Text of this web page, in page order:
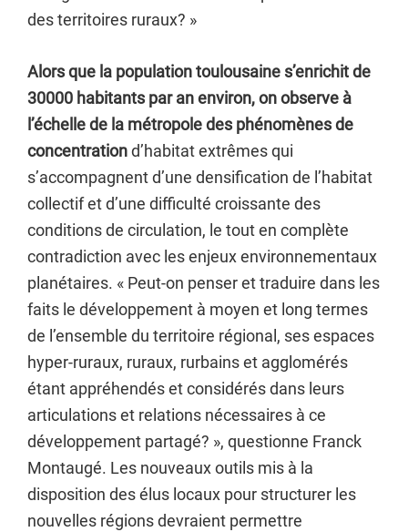
des territoires ruraux? »
Alors que la population toulousaine s’enrichit de
30000 habitants par an environ, on observe à
l’échelle de la métropole des phénomènes de
concentrationd’habitat extrêmes qui
s’accompagnent d’une densification de l’habitat
collectif et d’une difficulté croissante des
conditions de circulation, le tout en complète
contradiction avec les enjeux environnementaux
planétaires. « Peut-on penser et traduire dans les
faits le développement à moyen et long termes
de l’ensemble du territoire régional, ses espaces
hyper-ruraux, ruraux, rurbains et agglomérés
étant appréhendés et considérés dans leurs
articulations et relations nécessaires à ce
développement partagé? », questionne Franck
Montaugé. Les nouveaux outils mis à la
disposition des élus locaux pour structurer les
nouvelles régions devraient permettre